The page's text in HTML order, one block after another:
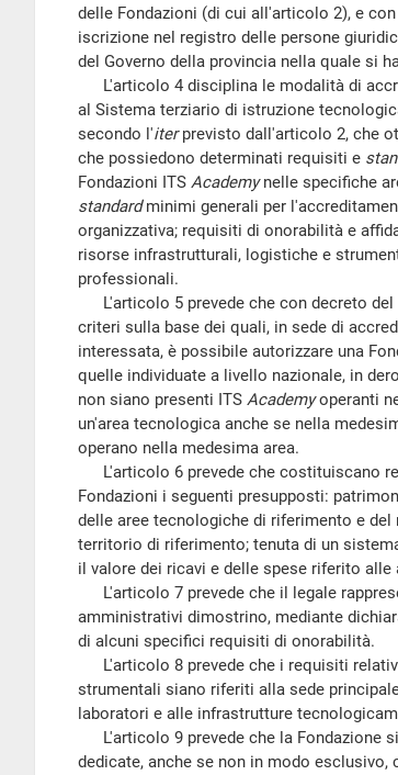
delle Fondazioni (di cui all'articolo 2), e
iscrizione nel registro delle persone
del Governo della provincia nella quale si
L'articolo 4 disciplina le modalità di
al Sistema terziario di istruzione
secondo l'iterprevisto dall'articolo 2, che
che possiedono determinati requisiti e
Fondazioni ITS Academynelle specifiche
standardminimi generali per
organizzativa; requisiti di onorabilità e
risorse infrastrutturali, logistiche e
professionali.
L'articolo 5 prevede che con decreto
criteri sulla base dei quali, in sede di
interessata, è possibile autorizzare una
quelle individuate a livello nazionale, in
non siano presenti ITS Academyoperanti
un'area tecnologica anche se nella
operano nella medesima area.
L'articolo 6 prevede che costituiscano
Fondazioni i seguenti presupposti:
delle aree tecnologiche di riferimento e
territorio di riferimento; tenuta di un
il valore dei ricavi e delle spese riferito
L'articolo 7 prevede che il legale
amministrativi dimostrino, mediante
di alcuni specifici requisiti di onorabilità.
L'articolo 8 prevede che i requisiti
strumentali siano riferiti alla sede
laboratori e alle infrastrutture
L'articolo 9 prevede che la Fondazione
dedicate, anche se non in modo